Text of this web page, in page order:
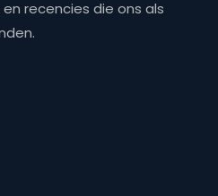
recencies die ons als